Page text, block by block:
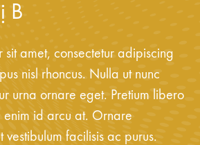
B
sit amet, consectetur adipiscing
nisl rhoncus. Nulla ut nunc
urna ornare eget. Pretium libero
enim id arcu at. Ornare
vestibulum facilisis ac purus.